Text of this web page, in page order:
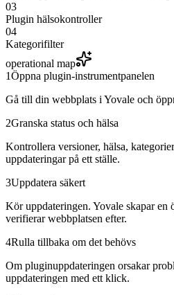
03
Plugin hälsokontroller
04
Kategorifilter
operational map
1Öppna plugin-instrumentpanelen
Gå till din webbplats i Yovale och
2Granska status och hälsa
Kontrollera versioner, hälsa,
uppdateringar på ett ställe.
3Uppdatera säkert
Kör uppdateringen. Yovale skapar en
verifierar webbplatsen efter.
4Rulla tillbaka om det behövs
Om pluginuppdateringen orsakar
uppdateringen med ett klick.